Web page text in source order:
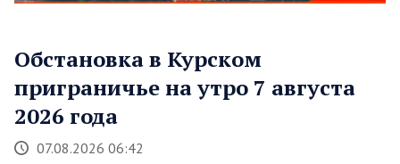
Обстановка в Курском
приграничье на утро 7 августа
2026 года
07.08.2026 06:42